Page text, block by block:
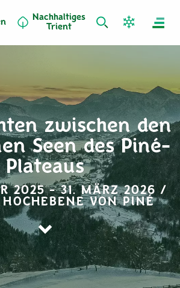
Nachhaltiges
Trient
zwischen den
Seen des Piné-
Plateaus
2025 - 31. MÄRZ 2026 /
HOCHEBENE VON PINÉ